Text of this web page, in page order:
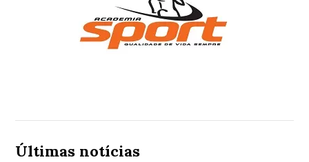
Últimas notícias